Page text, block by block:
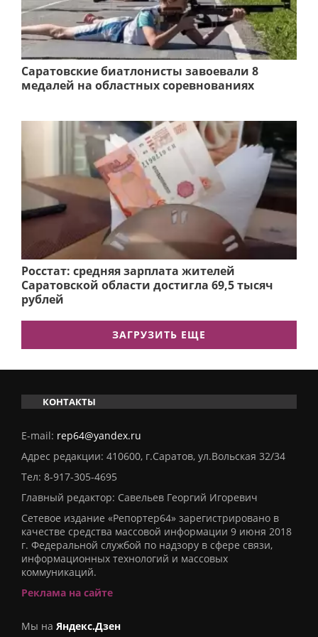
Саратовские биатлонисты завоевали 8
медалей на областных соревнованиях
Росстат: средняя зарплата жителей
Саратовской области достигла 69,5 тысяч
рублей
ЗАГРУЗИТЬ ЕЩЕ
КОНТАКТЫ
E-mail: rep64@yandex.ru
Адрес редакции: 410600, г.Саратов, ул.Вольская 32/34
Тел: 8-917-305-4695
Главный редактор: Савельев Георгий Игоревич
Сетевое издание «Репортер64» зарегистрировано в
качестве средства массовой информации 9 июня 2018
г. Федеральной службой по надзору в сфере связи,
информационных технологий и массовых
коммуникаций.
Реклама на сайте
Мы на Яндекс.Дзен